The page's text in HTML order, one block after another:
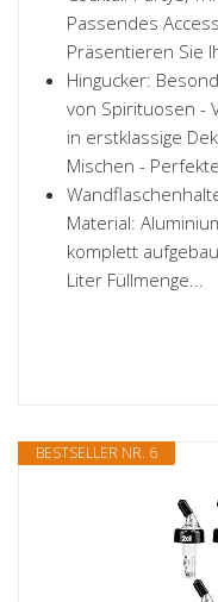
Passendes
Präsentieren Sie
Hingucker:
von Spirituosen -
in erstklassige
Mischen -
Material:
komplett
Liter Füllmenge...
BESTSELLER NR. 6